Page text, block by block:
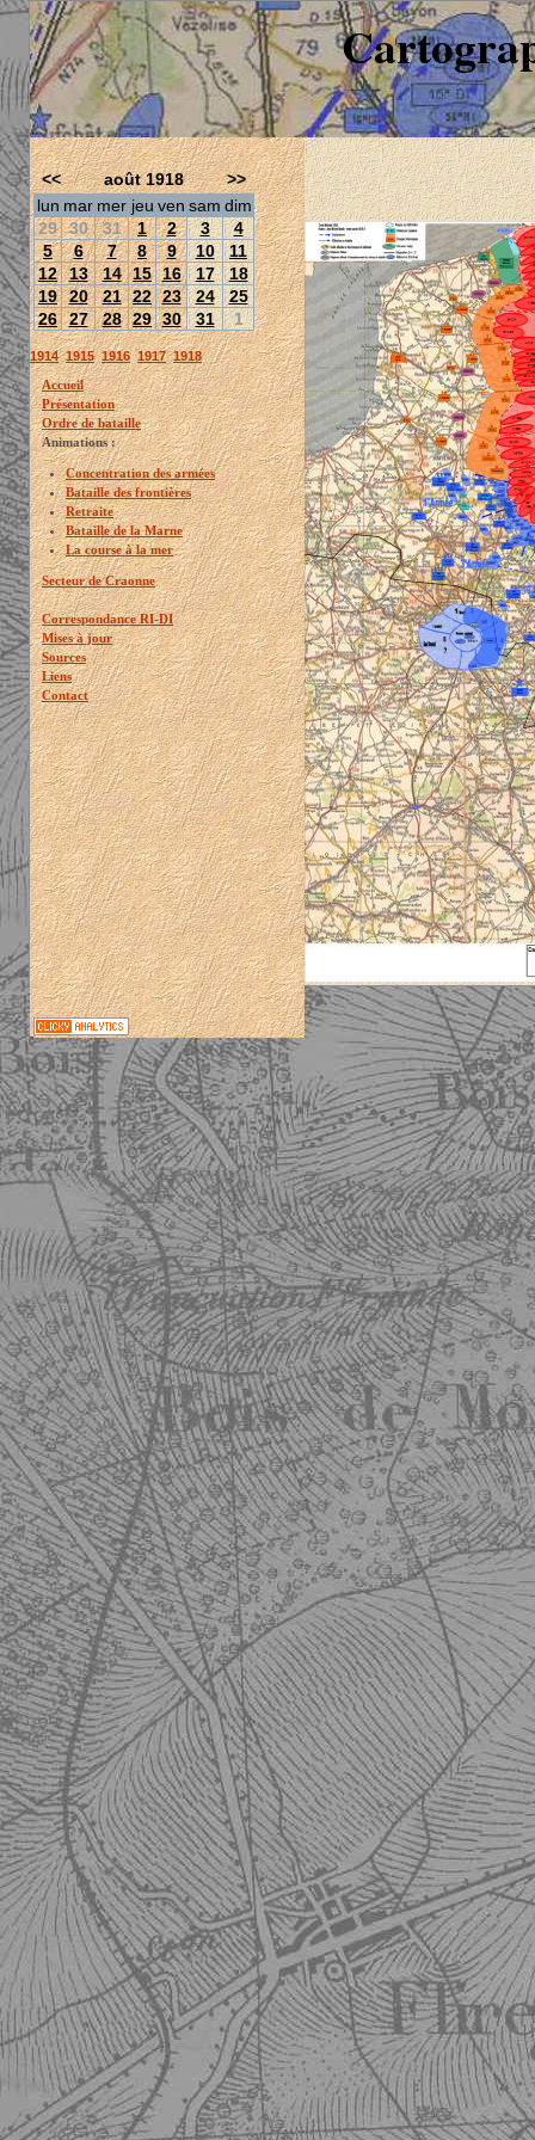
<< août 1918
>>
lun mar mer jeu ven sam dim
29 30 31 1 2 3
4
5
6 7 8 9 10
11
12 13 14 15 16 17
18
19 20 21 22 23 24
25
26 27 28 29 30 31 1
1914 1915 1916 1917 1918
Accueil
Présentation
Ordre de bataille
Animations :
Concentration des armées
Bataille des frontières
Retraite
Bataille de la Marne
La course à la mer
Secteur de Craonne
Correspondance RI-DI
Mises à jour
Sources
Liens
Contact